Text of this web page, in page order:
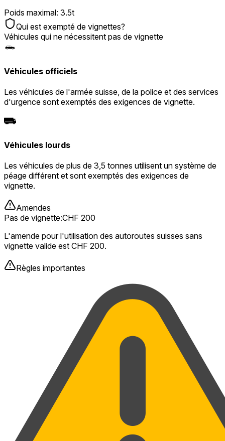
Poids maximal: 3.5t
Qui est exempté de vignettes?
Véhicules qui ne nécessitent pas de vignette
Véhicules officiels
Les véhicules de l'armée suisse, de la police et des services
d'urgence sont exemptés des exigences de vignette.
Véhicules lourds
Les véhicules de plus de 3,5 tonnes utilisent un système de
péage différent et sont exemptés des exigences de
vignette.
Amendes
Pas de vignette:CHF 200
L'amende pour l'utilisation des autoroutes suisses sans
vignette valide est CHF 200.
Règles importantes